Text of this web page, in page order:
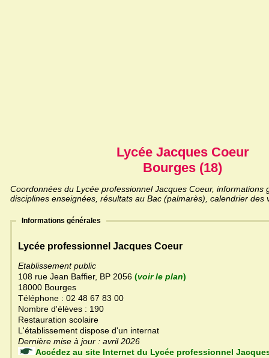
Lycée Jacques Coeur
Bourges (18)
Coordonnées du Lycée professionnel Jacques Coeur, informations
disciplines enseignées, résultats au Bac (palmarès), calendrier des
Informations générales
Lycée professionnel Jacques Coeur
Etablissement public
108 rue Jean Baffier, BP 2056 (voir le plan)
18000 Bourges
Téléphone : 02 48 67 83 00
Nombre d'élèves : 190
Restauration scolaire
L'établissement dispose d'un internat
Dernière mise à jour : avril 2026
Accédez au site Internet du Lycée professionnel